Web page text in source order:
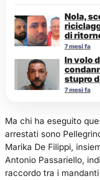
Nola,
di
7 mesi fa
In volo
stupro
7 mesi fa
Ma chi ha eseguito
arrestati sono
Marika De Filippi,
Antonio Passariello,
raccordo tra i